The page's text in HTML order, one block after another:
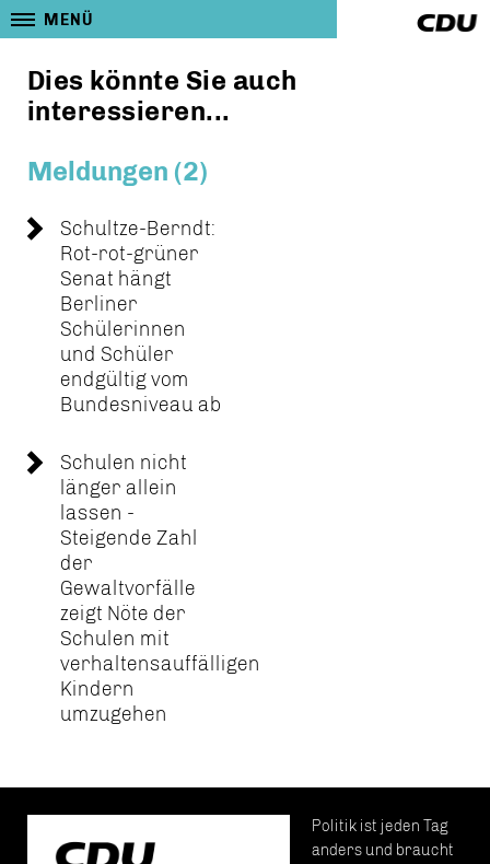
MENÜ
Dies könnte Sie auch
interessieren...
Meldungen (2)
Schultze-Berndt:
Rot-rot-grüner
Senat hängt
Berliner
Schülerinnen
und Schüler
endgültig vom
Bundesniveau ab
Schulen nicht
länger allein
lassen -
Steigende Zahl
der
Gewaltvorfälle
zeigt Nöte der
Schulen mit
verhaltensauffälligen
Kindern
umzugehen
Politik ist jeden Tag
anders und braucht